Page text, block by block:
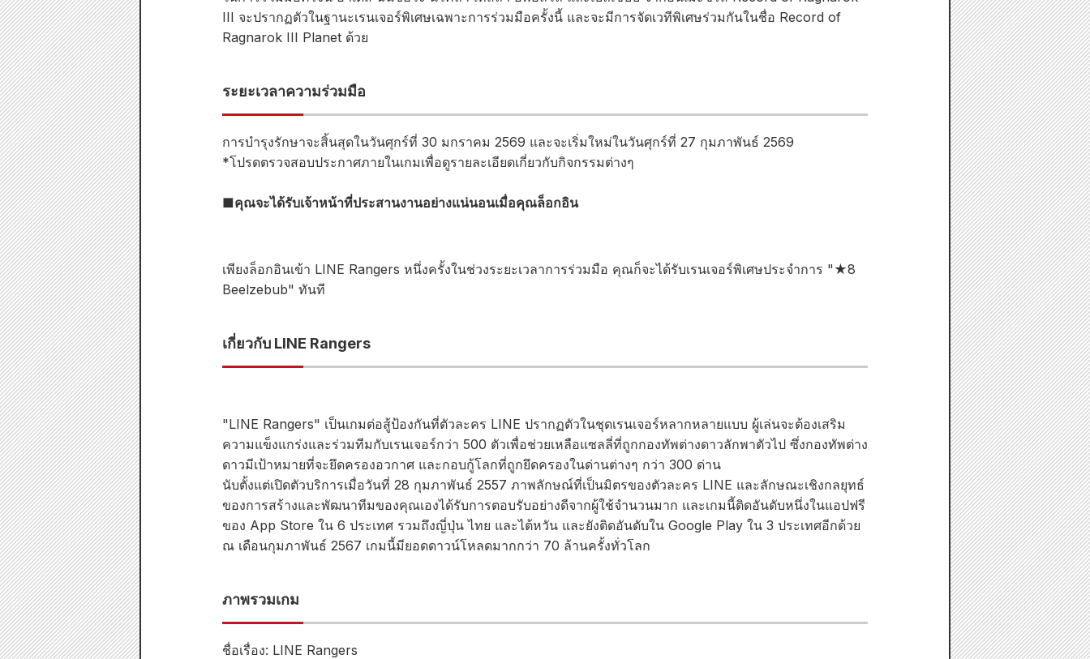
III จะปรากฏตัวในฐานะเรนเจอร์พิเศษเฉพาะการร่วมมือครั้งนี้ และจะมีการจัดเวทีพิเศษร่วมกันในชื่อ Record of
Ragnarok III Planet ด้วย
ระยะเวลาความร่วมมือ
การบำรุงรักษาจะสิ้นสุดในวันศุกร์ที่ 30 มกราคม 2569 และจะเริ่มใหม่ในวันศุกร์ที่ 27 กุมภาพันธ์ 2569
*โปรดตรวจสอบประกาศภายในเกมเพื่อดูรายละเอียดเกี่ยวกับกิจกรรมต่างๆ
■คุณจะได้รับเจ้าหน้าที่ประสานงานอย่างแน่นอนเมื่อคุณล็อกอิน
เพียงล็อกอินเข้า LINE Rangers หนึ่งครั้งในช่วงระยะเวลาการร่วมมือ คุณก็จะได้รับเรนเจอร์พิเศษประจำการ "★8
Beelzebub" ทันที
เกี่ยวกับ LINE Rangers
"LINE Rangers" เป็นเกมต่อสู้ป้องกันที่ตัวละคร LINE ปรากฏตัวในชุดเรนเจอร์หลากหลายแบบ ผู้เล่นจะต้องเสริม
ความแข็งแกร่งและร่วมทีมกับเรนเจอร์กว่า 500 ตัวเพื่อช่วยเหลือแซลลี่ที่ถูกกองทัพต่างดาวลักพาตัวไป ซึ่งกองทัพต่าง
ดาวมีเป้าหมายที่จะยึดครองอวกาศ และกอบกู้โลกที่ถูกยึดครองในด่านต่างๆ กว่า 300 ด่าน
นับตั้งแต่เปิดตัวบริการเมื่อวันที่ 28 กุมภาพันธ์ 2557 ภาพลักษณ์ที่เป็นมิตรของตัวละคร LINE และลักษณะเชิงกลยุทธ์
ของการสร้างและพัฒนาทีมของคุณเองได้รับการตอบรับอย่างดีจากผู้ใช้จำนวนมาก และเกมนี้ติดอันดับหนึ่งในแอปฟรี
ของ App Store ใน 6 ประเทศ รวมถึงญี่ปุ่น ไทย และไต้หวัน และยังติดอันดับใน Google Play ใน 3 ประเทศอีกด้วย
ณ เดือนกุมภาพันธ์ 2567 เกมนี้มียอดดาวน์โหลดมากกว่า 70 ล้านครั้งทั่วโลก
ภาพรวมเกม
ชื่อเรื่อง: LINE Rangers